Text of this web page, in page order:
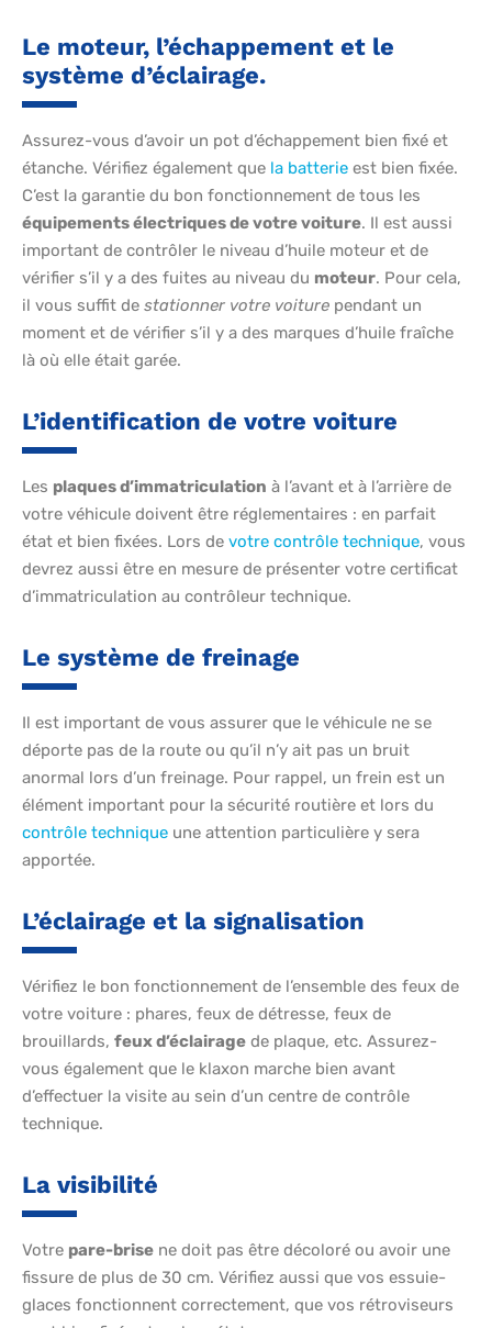
Le moteur, l’échappement et le
système d’éclairage.
Assurez-vous d’avoir un pot d’échappement bien fixé et
étanche. Vérifiez également que la batterie est bien fixée.
C’est la garantie du bon fonctionnement de tous les
équipements électriques de votre voiture. Il est aussi
important de contrôler le niveau d’huile moteur et de
vérifier s’il y a des fuites au niveau du moteur. Pour cela,
il vous suffit de stationner votre voiture pendant un
moment et de vérifier s’il y a des marques d’huile fraîche
là où elle était garée.
L’identification de votre voiture
Les plaques d’immatriculation à l’avant et à l’arrière de
votre véhicule doivent être réglementaires : en parfait
état et bien fixées. Lors de votre contrôle technique, vous
devrez aussi être en mesure de présenter votre certificat
d’immatriculation au contrôleur technique.
Le système de freinage
Il est important de vous assurer que le véhicule ne se
déporte pas de la route ou qu’il n’y ait pas un bruit
anormal lors d’un freinage. Pour rappel, un frein est un
élément important pour la sécurité routière et lors du
contrôle technique une attention particulière y sera
apportée.
L’éclairage et la signalisation
Vérifiez le bon fonctionnement de l’ensemble des feux de
votre voiture : phares, feux de détresse, feux de
brouillards, feux d’éclairage de plaque, etc. Assurez-
vous également que le klaxon marche bien avant
d’effectuer la visite au sein d’un centre de contrôle
technique.
La visibilité
Votre pare-brise ne doit pas être décoloré ou avoir une
fissure de plus de 30 cm. Vérifiez aussi que vos essuie-
glaces fonctionnent correctement, que vos rétroviseurs